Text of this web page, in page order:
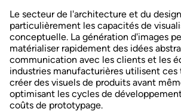
Le secteur de l'architecture et du
particulièrement les capacités de
conceptuelle. La génération d'images
matérialiser rapidement des idées
communication avec les clients et les
industries manufacturières utilisent
créer des visuels de produits avant
optimisant les cycles de
coûts de prototypage.